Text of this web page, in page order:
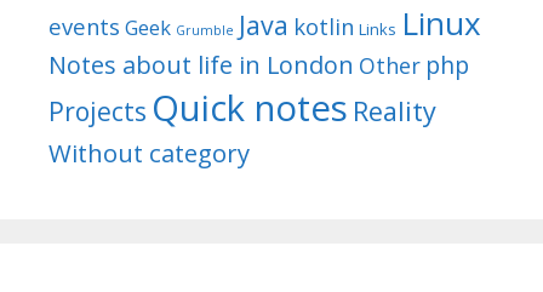
events Geek Grumble Java kotlin Links Linux
Notes about life in London Other php
Projects Quick notes Reality
Without category